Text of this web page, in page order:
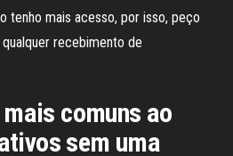
tenho mais acesso, por isso, peço
recebimento de
comuns ao
sem uma